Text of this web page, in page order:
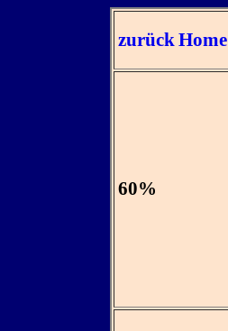
zurückHome
60%